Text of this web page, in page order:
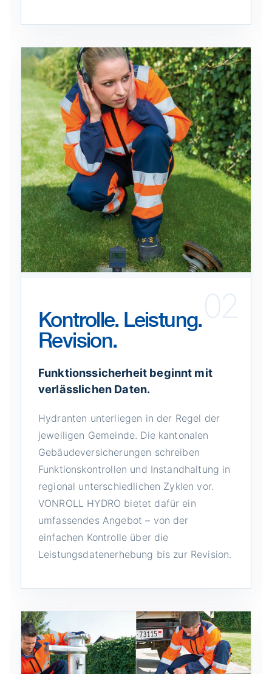
02
Kontrolle. Leistung.
Revision.
Funktionssicherheit beginnt mit
verlässlichen Daten.
Hydranten unterliegen in der Regel der
jeweiligen Gemeinde. Die kantonalen
Gebäudeversicherungen schreiben
Funktionskontrollen und Instandhaltung in
regional unterschiedlichen Zyklen vor.
VONROLL HYDRO bietet dafür ein
umfassendes Angebot – von der
einfachen Kontrolle über die
Leistungsdatenerhebung bis zur Revision.